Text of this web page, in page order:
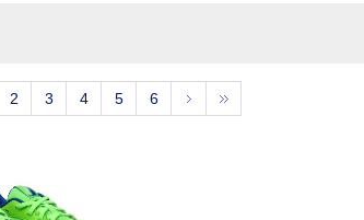
2 3 4 5 6